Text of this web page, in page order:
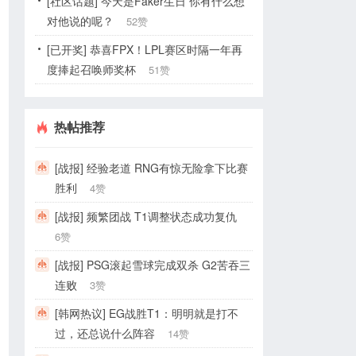
对他说的呢？
52赞
[已开奖] 恭喜FPX！LPL赛区时隔一年再
度捧起召唤师奖杯
51赞
热帖推荐
[战报] 经验老道 RNG有惊无险拿下比赛
胜利
4赞
[战报] 频繁团战 T1调整状态成功复仇
6赞
[战报] PSG滚起雪球完成双杀 G2苦吞三
连败
3赞
[韩网热议] EG战胜T1：明明就是打不
过，还总说什么阵容
14赞